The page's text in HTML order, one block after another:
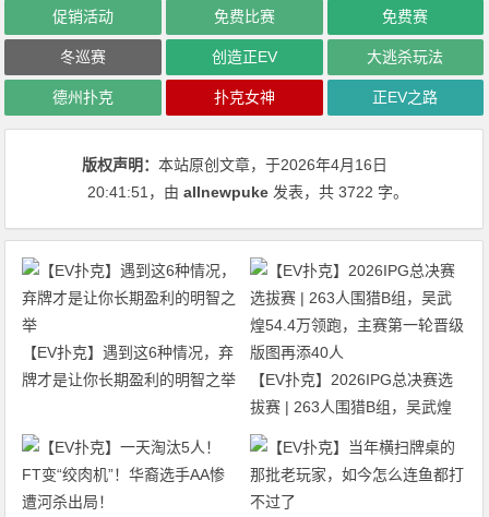
促销活动 免费比赛 免费赛
冬巡赛 创造正EV 大逃杀玩法
德州扑克 扑克女神 正EV之路
版权声明：本站原创文章，于2026年4月16日
20:41:51，由allnewpuke 发表，共 3722 字。
【EV扑克】遇到这6种情况，弃
牌才是让你长期盈利的明智之举
【EV扑克】2026IPG总决赛选
拔赛 | 263人围猎B组，吴武煌
54.4万领跑，主赛第一轮晋级版